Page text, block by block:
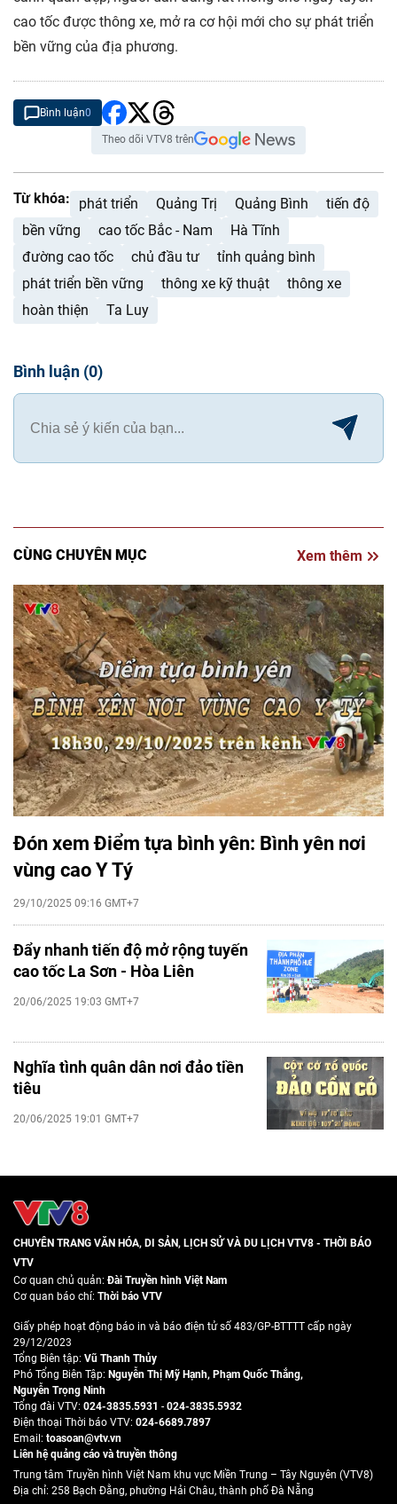
cao tốc được thông xe, mở ra cơ hội mới cho sự phát triển
bền vững của địa phương.
Bình luận0
Theo dõi VTV8 trên
Từ khóa: phát triển Quảng Trị Quảng Bình
tiến độ
bền vững
cao tốc Bắc - Nam
Hà Tĩnh
đường cao tốc
chủ đầu tư
tỉnh quảng bình
phát triển bền vững
thông xe kỹ thuật
thông xe
hoàn thiện
Ta Luy
Bình luận (0)
CÙNG CHUYÊN MỤC Xem thêm
Đón xem Điểm tựa bình yên: Bình yên nơi
vùng cao Y Tý
29/10/2025 09:16 GMT+7
Đẩy nhanh tiến độ mở rộng tuyến
cao tốc La Sơn - Hòa Liên
20/06/2025 19:03 GMT+7
Nghĩa tình quân dân nơi đảo tiền
tiêu
20/06/2025 19:01 GMT+7
CHUYÊN TRANG VĂN HÓA, DI SẢN, LỊCH SỬ VÀ DU LỊCH VTV8 - THỜI BÁO
VTV
Cơ quan chủ quản:Đài Truyền hình Việt Nam
Cơ quan báo chí: Thời báo VTV
Giấy phép hoạt động báo in và báo điện tử số 483/GP-BTTTT cấp ngày
29/12/2023
Tổng Biên tập: Vũ Thanh Thủy
Phó Tổng Biên Tập: Nguyễn Thị Mỹ Hạnh, Phạm Quốc Thắng,
Nguyễn Trọng Ninh
Tổng đài VTV: 024-3835.5931 - 024-3835.5932
Ðiện thoại Thời báo VTV: 024-6689.7897
Email: toasoan@vtv.vn
Liên hệ quảng cáo và truyền thông
Trung tâm Truyền hình Việt Nam khu vực Miền Trung – Tây Nguyên (VTV8)
Địa chỉ: 258 Bạch Đằng, phường Hải Châu, thành phố Đà Nẵng